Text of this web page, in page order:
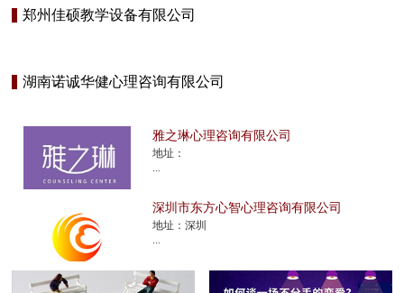
郑州佳硕教学设备有限公司
湖南诺诚华健心理咨询有限公司
雅之琳心理咨询有限公司
地址：
深圳市东方心智心理咨询有限公司
地址：深圳